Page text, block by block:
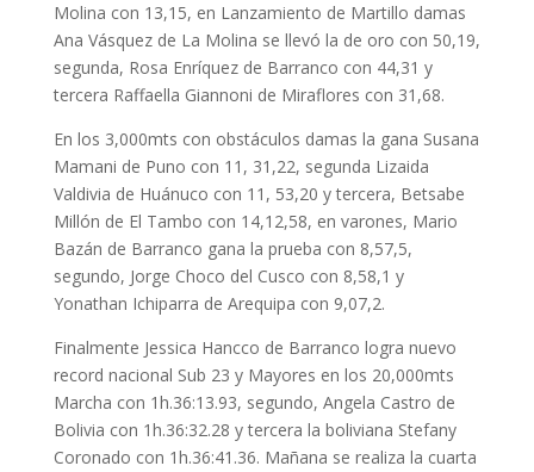
Molina con 13,15, en Lanzamiento de Martillo damas
Ana Vásquez de La Molina se llevó la de oro con 50,19,
segunda, Rosa Enríquez de Barranco con 44,31 y
tercera Raffaella Giannoni de Miraflores con 31,68.
En los 3,000mts con obstáculos damas la gana Susana
Mamani de Puno con 11, 31,22, segunda Lizaida
Valdivia de Huánuco con 11, 53,20 y tercera, Betsabe
Millón de El Tambo con 14,12,58, en varones, Mario
Bazán de Barranco gana la prueba con 8,57,5,
segundo, Jorge Choco del Cusco con 8,58,1 y
Yonathan Ichiparra de Arequipa con 9,07,2.
Finalmente Jessica Hancco de Barranco logra nuevo
record nacional Sub 23 y Mayores en los 20,000mts
Marcha con 1h.36:13.93, segundo, Angela Castro de
Bolivia con 1h.36:32.28 y tercera la boliviana Stefany
Coronado con 1h.36:41.36. Mañana se realiza la cuarta